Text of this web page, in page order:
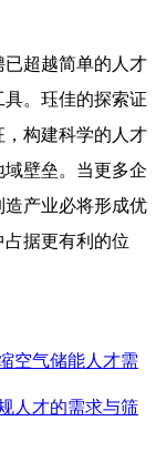
超越简单的人才
。珏佳的探索证
构建科学的人才
壁垒。当更多企
产业必将形成优
据更有利的位
空气储能人才需
人才的需求与筛